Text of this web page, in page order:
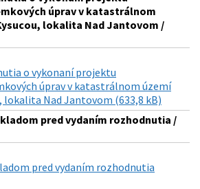
úprav v katastrálnom
lokalita Nad Jantovom /
o vykonaní projektu
úprav v katastrálnom území
lokalita Nad Jantovom (633,8 kB)
pred vydaním rozhodnutia /
pred vydaním rozhodnutia